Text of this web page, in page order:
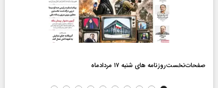
صفحات‌نخست‌روزنامه ها‌ی شنبه ۱۷ مردادماه